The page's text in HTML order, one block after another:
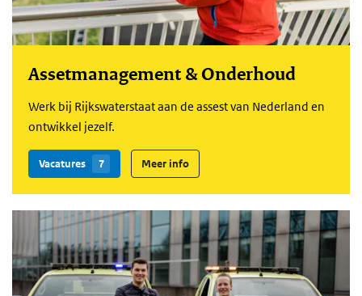
Assetmanagement & Onderhoud
Werk bij Rijkswaterstaat aan de assest van Nederland en
ontwikkel jezelf.
Vacatures 7 Meer info